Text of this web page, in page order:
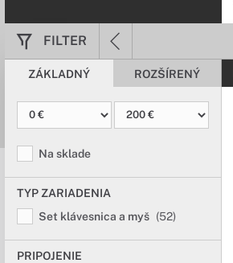
FILTER
ZÁKLADNÝ ROZŠÍRENÝ
Na sklade
TYP ZARIADENIA
Set klávesnica a myš (52)
PRIPOJENIE